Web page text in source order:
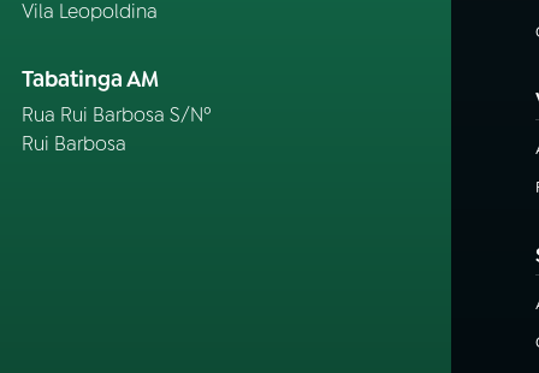
Vila Leopoldina
Tabatinga AM
Rua Rui Barbosa S/Nº
Rui Barbosa